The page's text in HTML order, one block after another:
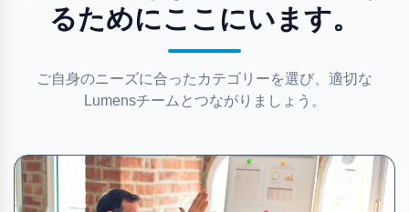
るためにここにいます。
ご自身のニーズに合ったカテゴリーを選び、適切な
Lumensチームとつながりましょう。